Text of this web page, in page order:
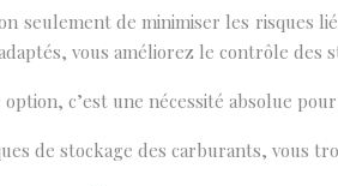
seulement de minimiser les risques
vous améliorez le contrôle
c’est une nécessité absolue
de stockage des carburants, vous